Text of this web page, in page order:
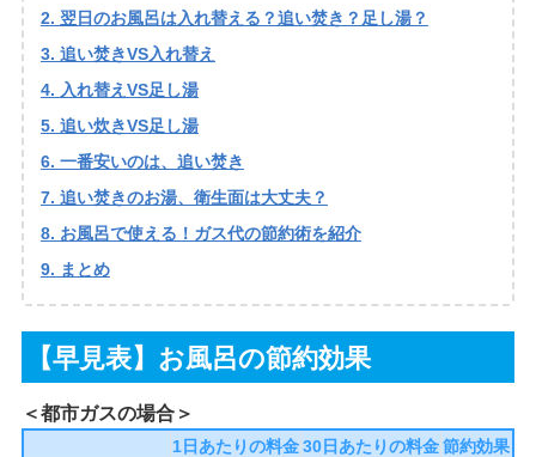
翌日のお風呂は入れ替える？追い焚き？足し湯？
追い焚きVS入れ替え
入れ替えVS足し湯
追い炊きVS足し湯
一番安いのは、追い焚き
追い焚きのお湯、衛生面は大丈夫？
お風呂で使える！ガス代の節約術を紹介
まとめ
【早見表】お風呂の節約効果
＜都市ガスの場合＞
1日あたりの料金30日あたりの料金 節約効果